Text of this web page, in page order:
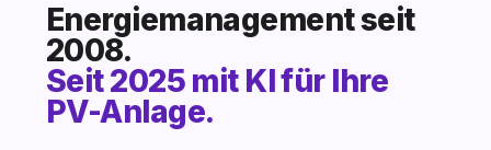
Energiemanagement seit
2008.
Seit 2025 mit KI für Ihre
PV-Anlage.